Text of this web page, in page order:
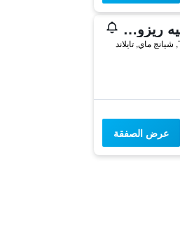
أواي تشيانج ماي تابيه ريزورت - إيه فيجان ريتريت
عرض الصفقة